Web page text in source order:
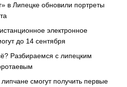
в Липецке обновили портреты
электронное
до 14 сентября
Разбираемся с липецким
смогут получить первые